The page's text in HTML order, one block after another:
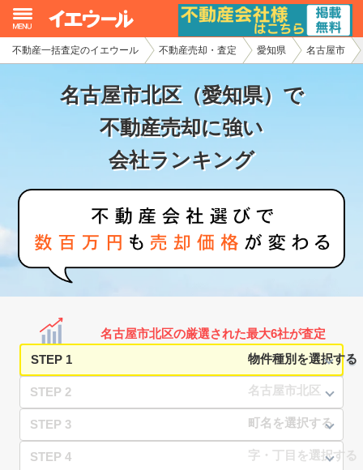
不動産一括査定のイエウール 不動産売却・査定 愛知県 名古屋市
名古屋市北区（愛知県）で
不動産売却に強い
会社ランキング
名古屋市北区の厳選された最大6社が査定
STEP 1
STEP 2
STEP 3
STEP 4
イエウール加盟希望の不動産会社様
初めての方へ
不動産売却の流れ
家査定シミュレーター
お問い合わせ